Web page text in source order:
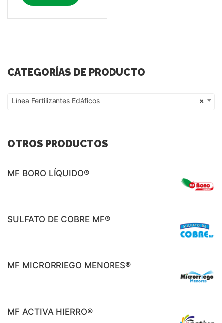
CATEGORÍAS DE PRODUCTO
Línea Fertilizantes Edáficos ×
Línea Fertilizantes Edáficos
OTROS PRODUCTOS
MF BORO LÍQUIDO®
SULFATO DE COBRE MF®
MF MICRORRIEGO MENORES®
MF ACTIVA HIERRO®